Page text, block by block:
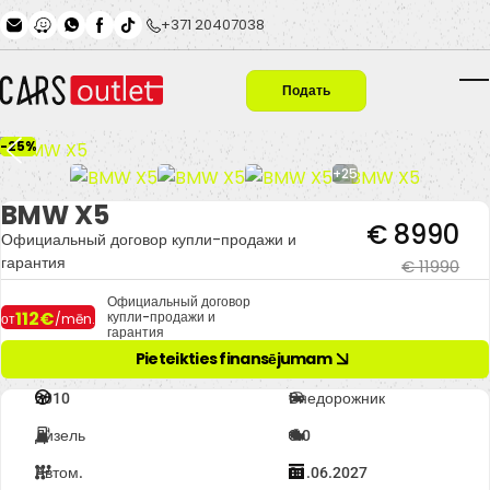
Skip to main content+371 20407038
Подать
заявку
-25%
+25
BMW X5
Официальный договор купли-продажи и
гарантия
€ 11990
€ 8990
от112€/mēn.
Официальный договор
купли-продажи и
гарантия
Pieteikties finansējumam
2010 Внедорожник
Дизель 3.0
Автом. 01.06.2027